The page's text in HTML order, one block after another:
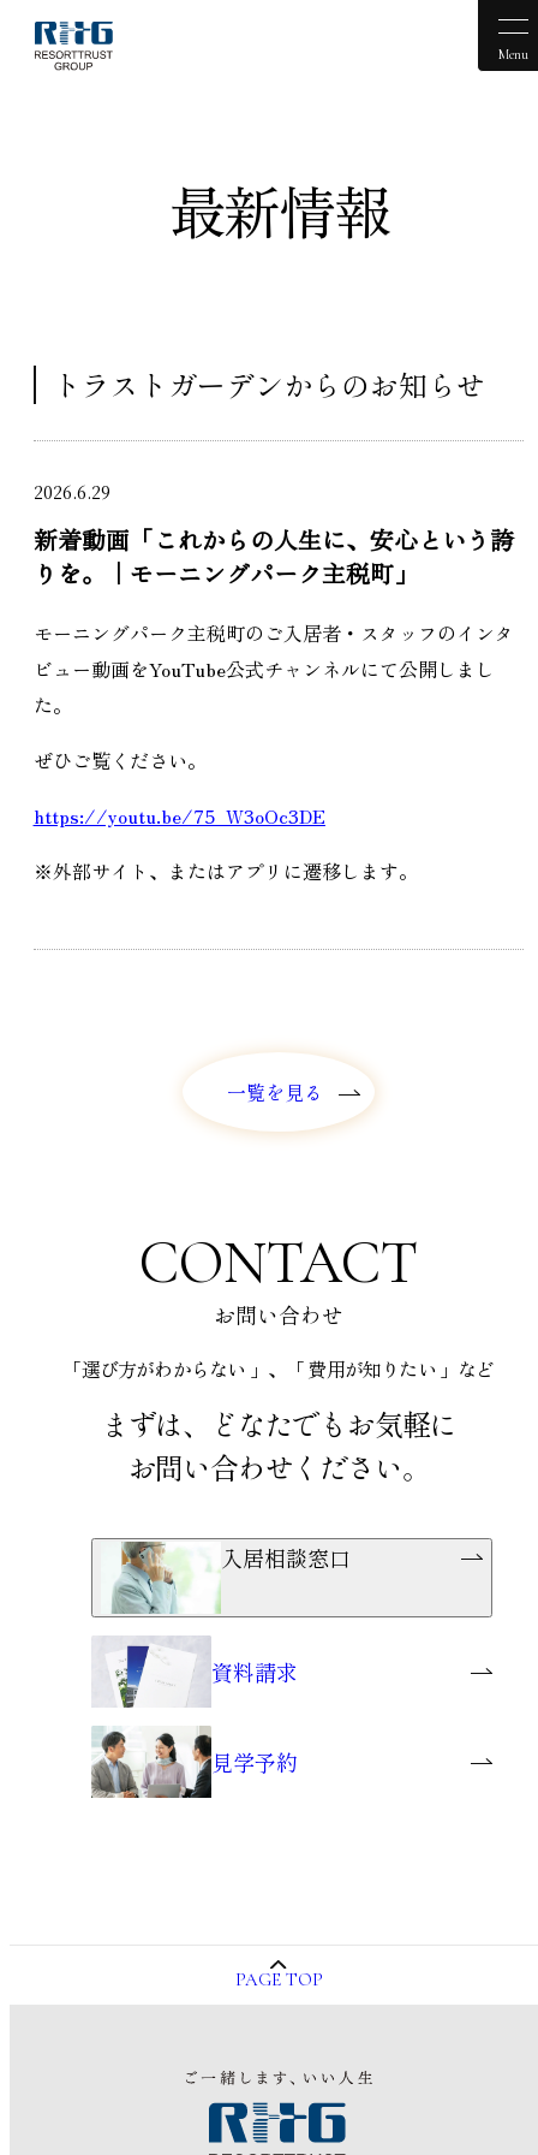
Menu
最新情報
トラストガーデンからのお知らせ
2026.6.29
新着動画「これからの人生に、安心という誇
りを。｜モーニングパーク主税町」
モーニングパーク主税町のご入居者・スタッフのインタ
ビュー動画をYouTube公式チャンネルにて公開しまし
た。
ぜひご覧ください。
https://youtu.be/75_W3oOc3DE
※外部サイト、またはアプリに遷移します。
一覧を見る
一覧を見る
CONTACT
お問い合わせ
「選び方がわからない 」、「 費用が知りたい 」など
まずは、どなたでもお気軽に
お問い合わせください。
入居相談窓口
資料請求
見学予約
PAGE TOP